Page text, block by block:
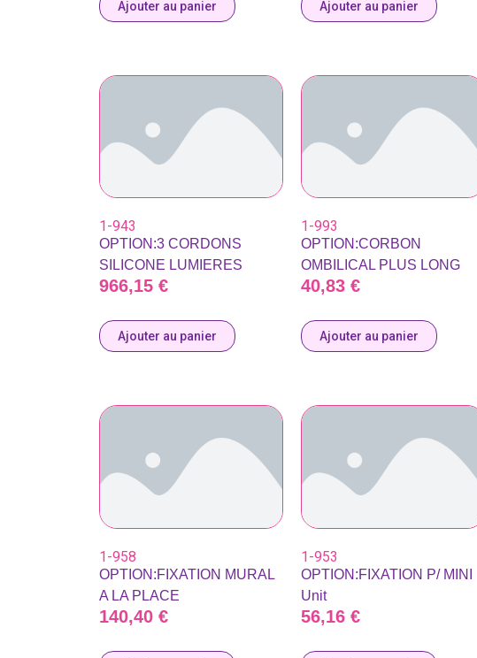
Ajouter au panier Ajouter au panier
1-943
OPTION:3 CORDONS
SILICONE LUMIERES
966,15 €
Ajouter au panier
1-993
OPTION:CORBON
OMBILICAL PLUS LONG
40,83 €
Ajouter au panier
1-958
OPTION:FIXATION MURAL
A LA PLACE
140,40 €
1-953
OPTION:FIXATION P/ MINI
Unit
56,16 €